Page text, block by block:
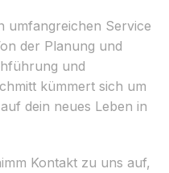
umfangreichen Service
der Planung und
und
kümmert sich um
dein neues Leben in
Kontakt zu uns auf,